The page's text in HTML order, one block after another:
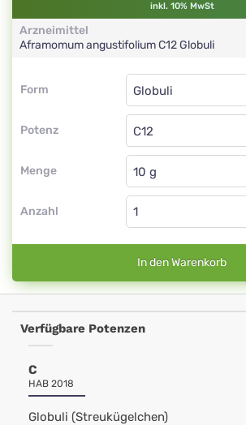
inkl. 10% MwSt
Arzneimittel
Aframomum angustifoliumC12Globuli
Form
Form
Potenz
Globuli
C12
Menge
Globuli
Anzahl
In den Warenkorb
Verfügbare Potenzen
C
HAB 2018
Globuli (Streukügelchen)